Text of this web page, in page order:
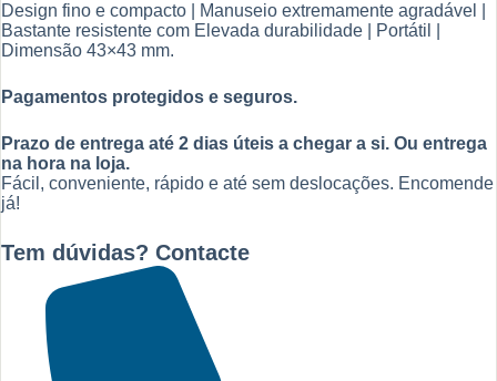
Design fino e compacto | Manuseio extremamente agradável |
Bastante resistente com Elevada durabilidade | Portátil |
Dimensão 43×43 mm.
Pagamentos protegidos e seguros.
Prazo de entrega até 2 dias úteis a chegar a si. Ou entrega
na hora na loja.
Fácil, conveniente, rápido e até sem deslocações. Encomende
já!
Tem dúvidas? Contacte